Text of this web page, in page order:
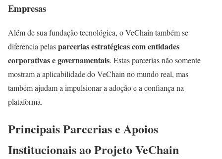
Empresas
Além de sua fundação tecnológica, o VeChain também se
diferencia pelasparcerias estratégicas com entidades
corporativas e governamentais. Estas parcerias não somente
mostram a aplicabilidade do VeChain no mundo real, mas
também ajudam a impulsionar a adoção e a confiança na
plataforma.
Principais Parcerias e Apoios
Institucionais ao Projeto VeChain